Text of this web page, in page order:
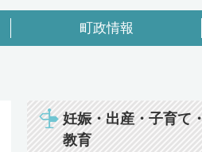
町政情報
妊娠・出産・子育て・
教育